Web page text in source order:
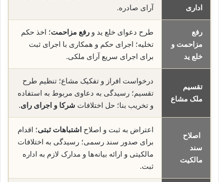
اداری
آرای صادره.
رفع
مزاحمت و
خلع ید
طرح دعوای خلع ید و رفع مزاحمت؛ اخذ حکم
تخلیه؛ اجرای حکم و همکاری با اجرای ثبت
برای اجرای سریع آرای ملکی.
تقسیم
ملک مشاع
درخواست افراز و تفکیک مشاع؛ تنظیم طرح
تقسیم؛ رسیدگی به دعاوی مربوط به استفاده
و تخریب بنا؛ حل اختلافات شرکا و اجرای رای.
اصلاح
سند
مالکیت
اعتراض به ثبت و اصلاح اشتباهات ثبتی؛ اقدام
برای صدور سند رسمی؛ رسیدگی به اختلافات
مالکیتی و ارائه بیانه‌ها و مدارک لازم به اداره
ثبت.